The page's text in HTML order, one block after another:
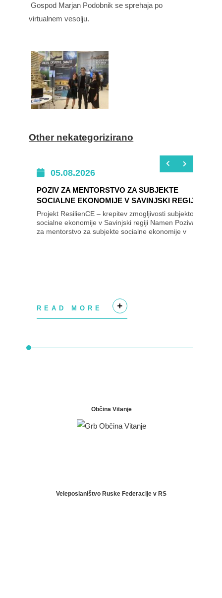
Gospod Marjan Podobnik se sprehaja po
virtualnem vesolju.
Other nekategorizirano
05.08.2026
POZIV ZA MENTORSTVO ZA SUBJEKTE
SOCIALNE EKONOMIJE V SAVINJSKI REGIJI
Projekt ResilienCE – krepitev zmogljivosti subjektov
socialne ekonomije v Savinjski regiji Namen Poziva
za mentorstvo za subjekte socialne ekonomije v
READ MORE
+
Občina Vitanje
Veleposlaništvo Ruske Federacije v RS